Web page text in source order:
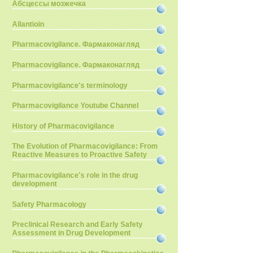
Абсцессы мозжечка
Allantioin
Pharmacovigilance. Фармаконагляд
Pharmacovigilance. Фармаконагляд
Pharmacovigilance's terminology
Pharmacovigilance Youtube Channel
History of Pharmacovigilance
The Evolution of Pharmacovigilance: From
Reactive Measures to Proactive Safety
Pharmacovigilance's role in the drug
development
Safety Pharmacology
Preclinical Research and Early Safety
Assessment in Drug Development